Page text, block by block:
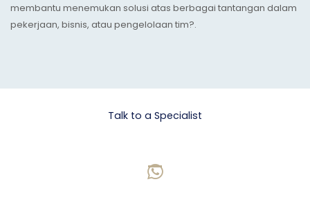
membantu menemukan solusi atas berbagai tantangan dalam
pekerjaan, bisnis, atau pengelolaan tim?.
Let's talk Business
Talk to a Specialist